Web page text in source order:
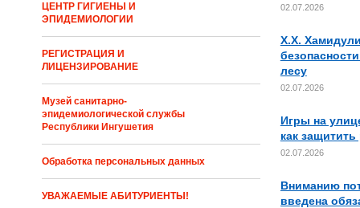
ЦЕНТР ГИГИЕНЫ И
ЭПИДЕМИОЛОГИИ
РЕГИСТРАЦИЯ И
ЛИЦЕНЗИРОВАНИЕ
Музей санитарно-
эпидемиологической службы
Республики Ингушетия
Обработка персональных данных
УВАЖАЕМЫЕ АБИТУРИЕНТЫ!
02.07.2026
Х.Х.
лесу
02.07.2026
Игры на
как защитить
02.07.2026
Вниманию
введена